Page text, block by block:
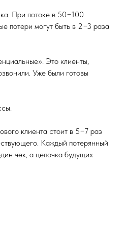
При потоке в 50−100
потери могут быть в 2−3 раза
Это клиенты,
Уже были готовы
клиента стоит в 5−7 раз
Каждый потерянный
чек, а цепочка будущих